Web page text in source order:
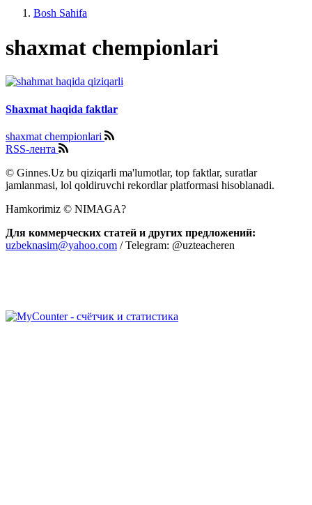
Bosh Sahifa
shaxmat chempionlari
Shaxmat haqida faktlar
shaxmat chempionlari
RSS-лента
© Ginnes.Uz bu qiziqarli ma'lumotlar, top faktlar, suratlar
jamlanmasi, lol qoldiruvchi rekordlar platformasi hisoblanadi.
Hamkorimiz © NIMAGA?
Для коммерческих статей и других предложений:
uzbeknasim@yahoo.com / Telegram: @uzteacheren